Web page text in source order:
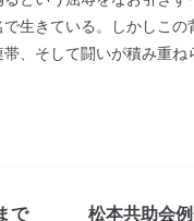
生きている。しかしこ
、そして闘いが積み重
で 松本共助会